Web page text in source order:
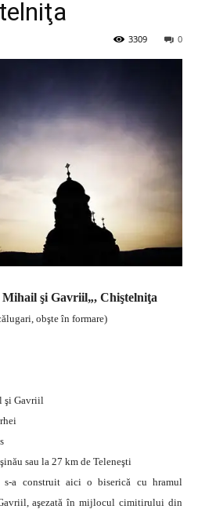
0
3309
Mihail şi Gavriil„, Chiştelniţa
obşte în formare)
şi Gavriil
sau la 27 km de Teleneşti
a construit aici o biserică cu hramul
aşezată în mijlocul cimitirului din